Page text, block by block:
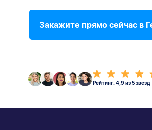
Закажите прямо сейчас в
Рейтинг: 4,9 из 5 звезд